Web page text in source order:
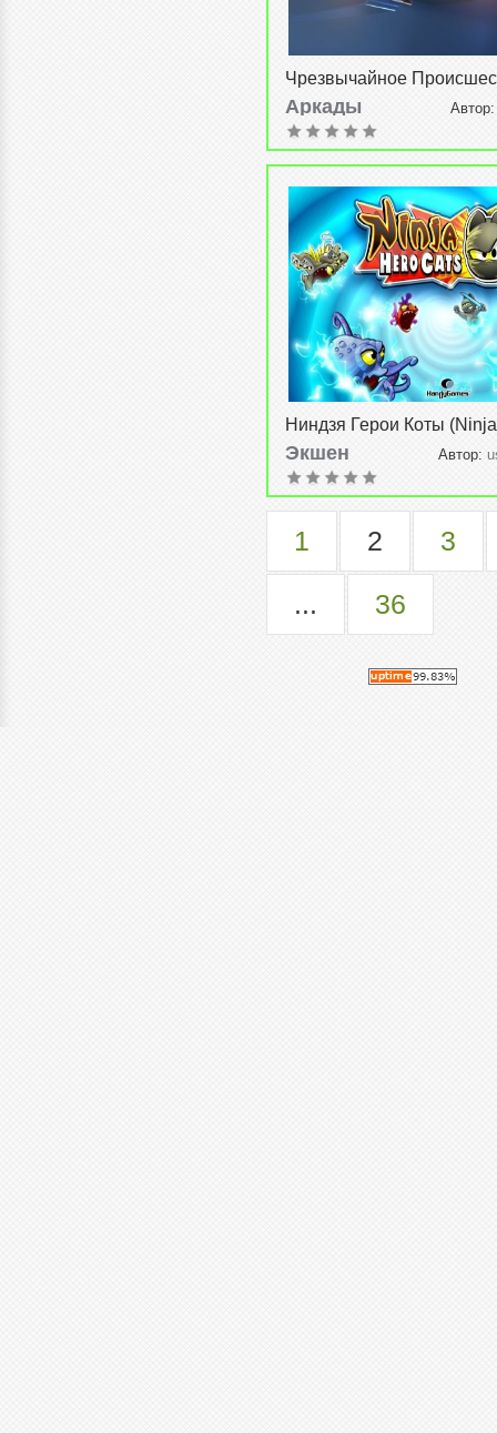
Чрезвычайное
(Emergency) v1.01
Аркады
08-2015, 20:42
Ниндзя Герои Коты
Cats) v1.2.4
Экшен Автор:
2015, 20:35
1 2 3
... 36